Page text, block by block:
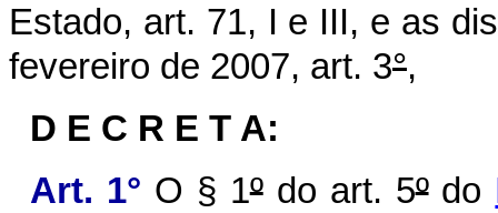
Estado, art. 71, I e III, e as
fevereiro de 2007, art. 3°,
D E C R E T A:
Art. 1° O § 1ºdo art. 5ºdo